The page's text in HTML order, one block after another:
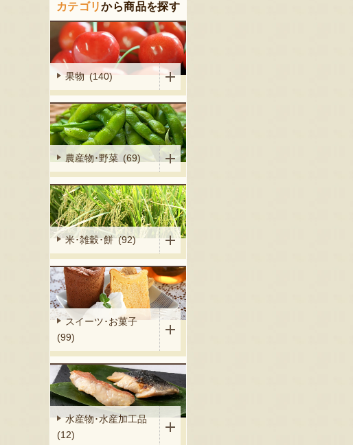
カテゴリから商品を探す
果物 (140)
農産物･野菜 (69)
米･雑穀･餅 (92)
スイーツ･お菓子
(99)
水産物･水産加工品
(12)